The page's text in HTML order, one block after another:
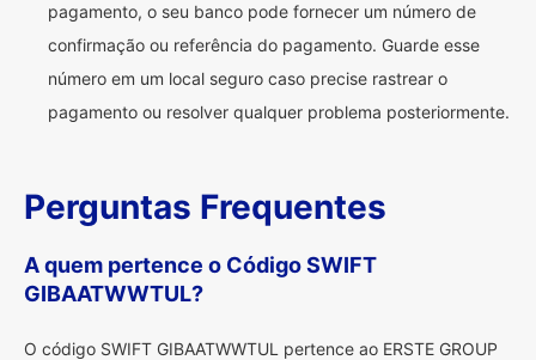
pagamento, o seu banco pode fornecer um número de
confirmação ou referência do pagamento. Guarde esse
número em um local seguro caso precise rastrear o
pagamento ou resolver qualquer problema posteriormente.
Perguntas Frequentes
A quem pertence o Código SWIFT
GIBAATWWTUL?
O código SWIFT GIBAATWWTUL pertence ao ERSTE GROUP